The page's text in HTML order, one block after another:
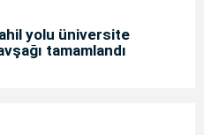
yolu üniversite
tamamlandı